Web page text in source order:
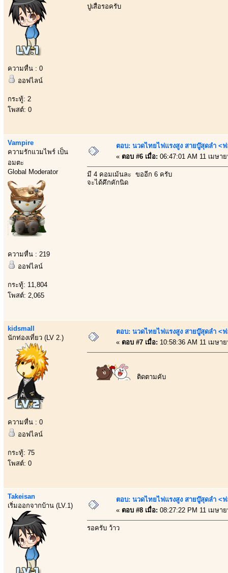
ความหื่น : 0
ออฟไลน์
กระทู้: 2
โพสต์: 0
ปูเสื่อรอครับ
Vampire
ความรักแวมไพร์ เป็น
อมตะ
Global Moderator
ความหื่น : 219
ออฟไลน์
กระทู้: 11,804
โพสต์: 2,065
ตอบ: นวดไทยไฟแรงสูง สายบู๊สุดลำ <ฟ
« ตอบ #6 เมื่อ: 06:47:01 AM 11 เมษา
มี 4 คอมเม้นละ ขออีก 6 ครับ
จะได้คึกคักนิด
kidsmall
นักท่องเที่ยว (LV 2.)
ความหื่น : 0
ออฟไลน์
กระทู้: 75
โพสต์: 0
ตอบ: นวดไทยไฟแรงสูง สายบู๊สุดลำ <ฟ
« ตอบ #7 เมื่อ: 10:58:36 AM 11 เมษา
ติดตามคับ
Takeisan
เริ่มออกจากบ้าน (LV.1)
ตอบ: นวดไทยไฟแรงสูง สายบู๊สุดลำ <ฟ
« ตอบ #8 เมื่อ: 08:27:22 PM 11 เมษา
รอครับ ว้าว